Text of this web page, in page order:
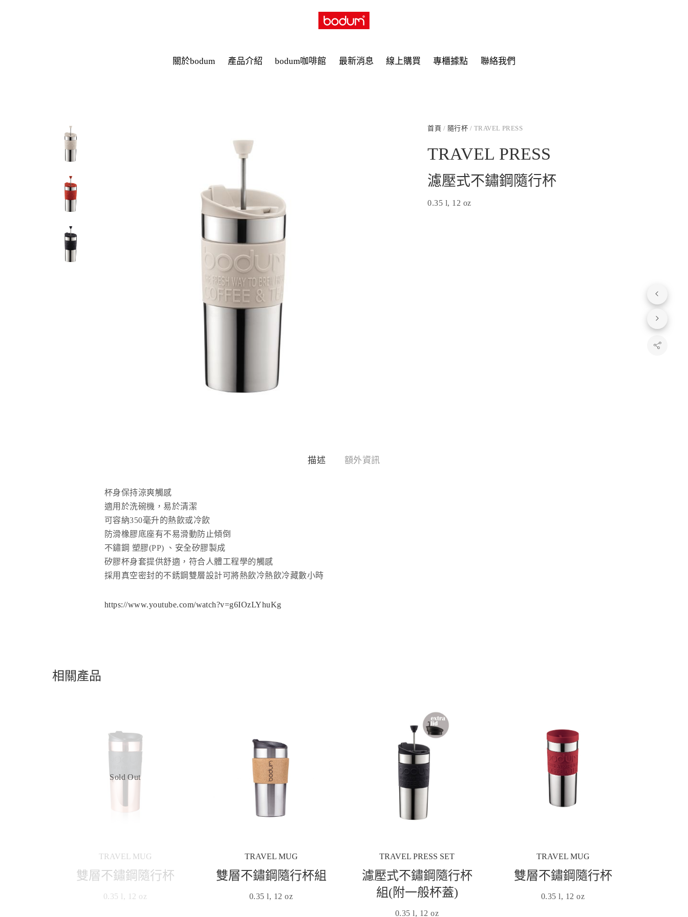
關於bodum 產品介紹 bodum咖啡館 最新消息 線上購買 專櫃據點 聯絡我們
首頁 / 隨行杯 / TRAVEL PRESS
TRAVEL PRESS
濾壓式不鏽鋼隨行杯
0.35 l, 12 oz
描述 額外資訊
杯身保持涼爽觸感
適用於洗碗機，易於清潔
可容納350毫升的熱飲或冷飲
防滑橡膠底座有不易滑動防止傾倒
不鏽鋼 塑膠(PP) 、安全矽膠製成
矽膠杯身套提供舒適，符合人體工程學的觸感
採用真空密封的不銹鋼雙層設計可將熱飲冷熱飲冷藏數小時
https://www.youtube.com/watch?v=g6IOzLYhuKg
相關產品
TRAVEL MUG
雙層不鏽鋼隨行杯
0.35 l, 12 oz
Sold Out
TRAVEL MUG
雙層不鏽鋼隨行杯組
0.35 l, 12 oz
TRAVEL PRESS SET
濾壓式不鏽鋼隨行杯
組(附一般杯蓋)
0.35 l, 12 oz
TRAVEL MUG
雙層不鏽鋼隨行杯
0.35 l, 12 oz